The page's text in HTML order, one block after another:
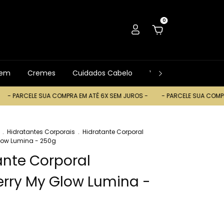
0
Cremes Cuidados Cabelo Ver Tudo
SUA COMPRA EM ATÉ 6X SEM JUROS - - PARCELE SUA COMPRA
. Hidratantes Corporais . Hidratante Corporal
Lumina - 250g
Corporal
My Glow Lumina -